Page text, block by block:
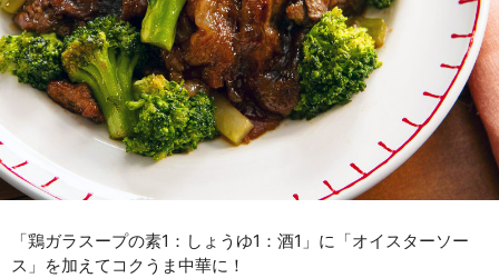
「鶏ガラスープの素1：しょうゆ1：酒1」に「オイスターソー
ス」を加えてコクうま中華に！